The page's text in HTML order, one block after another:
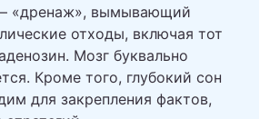
«дренаж», вымывающий
отходы, включая тот
Мозг буквально
Кроме того, глубокий сон
для закрепления фактов,